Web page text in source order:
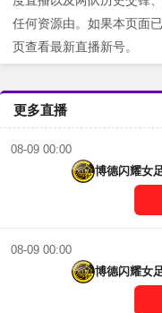
任何资源由。如果本页面
页查看最新直播新号。
更多直播
08-09 00:00
博德闪耀女
08-09 00:00
博德闪耀女